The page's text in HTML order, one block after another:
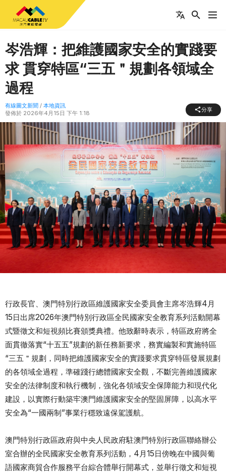
岑浩輝：把維護國家安全的實踐要
求 貫穿特區“三五＂規劃各領域全
過程
有線圖文新聞 / 本地資訊
發佈於 2026年4月15日 下午 1:18
分享
行政長官、澳門特別行政區維護國家安全委員會主席岑浩輝4月
15日出席2026年澳門特別行政區全民國家安全教育系列活動開幕
式暨徵文和短視頻比賽頒獎典禮。他致辭時表示，特區政府將全
面貫徹落實“十五五”規劃的新任務新要求，務實編製和實施特區
“三五＂規劃，同時把維護國家安全的實踐要求貫穿特區發展規劃
的各領域全過程，準確踐行總體國家安全觀，不斷完善維護國家
安全的法律制度和執行機制，強化各領域安全保障能力和現代化
建設，以實際行動築牢澳門維護國家安全的堅固屏障，以高水平
安全為“一國兩制”事業行穩致遠保駕護航。
澳門特別行政區政府與中央人民政府駐澳門特別行政區聯絡辦公
室合辦的全民國家安全教育系列活動，4月15日傍晚在中國與葡
語國家商貿合作服務平台綜合體舉行開幕式，並舉行徵文和短視